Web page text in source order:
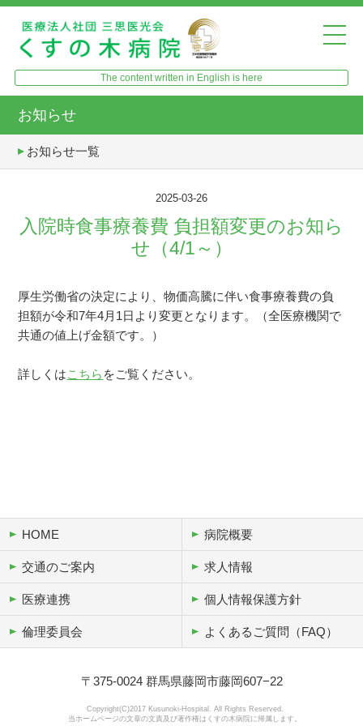
The content written in English is here
お知らせ
2025-03-26
入院時食事療養費 負担額変更のお知ら
せ（4/1～）
厚生労働省の決定により、物価高騰に伴い食事療養費の負
担額が令和7年4月1日より変更となります。（全医療機関で
共通の値上げ金額です。）
詳しくはこちら をご覧ください。
お知らせ一覧
HOME 病院概要
交通のご案内 求人情報
医療連携 個人情報保護方針
倫理委員会 よくあるご質問（FAQ）
〒375-0024 群馬県藤岡市藤岡607−22
Copyright(C)2017 Kusunoki-Hospital. All Rights Reserved.
当ホームページの文章の文責及び著作権はくすの木病院に帰属します。